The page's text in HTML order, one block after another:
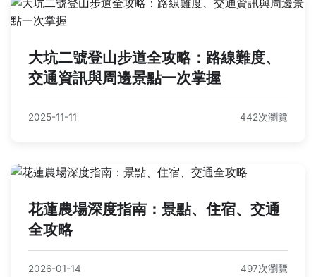
大坑二號登山步道全攻略：路線難度、
交通資訊與周邊景點一次掌握
2025-11-11 442次瀏覽
花蓮農場深度指南：景點、住宿、交通
全攻略
2026-01-14 497次瀏覽